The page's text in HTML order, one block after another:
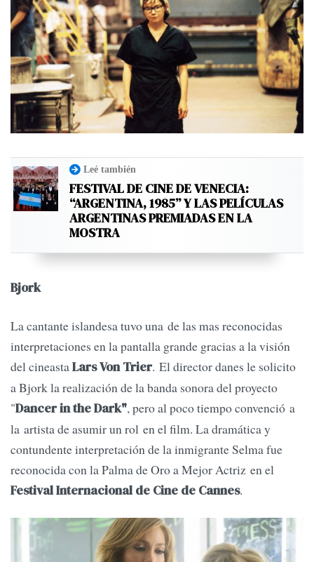
Leé también
FESTIVAL DE CINE DE VENECIA:
“ARGENTINA, 1985” Y LAS PELÍCULAS
ARGENTINAS PREMIADAS EN LA
MOSTRA
Bjork
La cantante islandesa tuvo una de las mas reconocidas
interpretaciones en la pantalla grande gracias a la visión
del cineastaLars Von Trier. El director danes le solicito
a Bjork la realización de la banda sonora del proyecto
"Dancer in the Dark", pero al poco tiempo convenció a
la artista de asumir un rol en el film. La dramática y
contundente interpretación de la inmigrante Selma fue
reconocida con la Palma de Oro a Mejor Actriz en el
Festival Internacional de Cine de Cannes.